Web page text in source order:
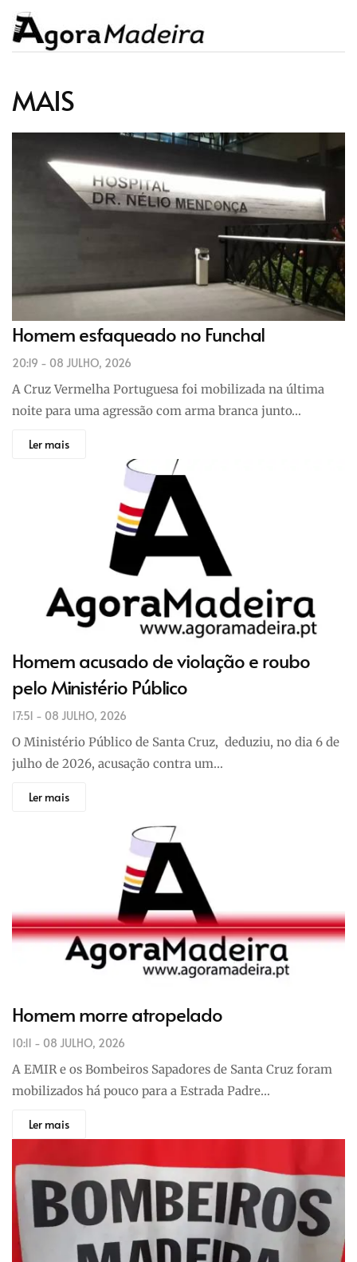
MAIS
Homem esfaqueado no Funchal
20:19 - 08 JULHO, 2026
A Cruz Vermelha Portuguesa foi mobilizada na última
noite para uma agressão com arma branca junto…
Ler mais
Homem acusado de violação e roubo
pelo Ministério Público
17:51 - 08 JULHO, 2026
O Ministério Público de Santa Cruz, deduziu, no dia 6 de
julho de 2026, acusação contra um…
Ler mais
Homem morre atropelado
10:11 - 08 JULHO, 2026
A EMIR e os Bombeiros Sapadores de Santa Cruz foram
mobilizados há pouco para a Estrada Padre…
Ler mais